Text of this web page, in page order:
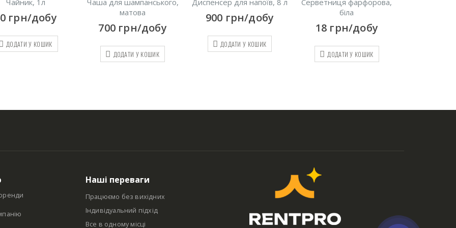
Чайник, 1л
грн/добу
ДОДАТИ У КОШИК
Чаша для шампанського,
матова
700 грн/добу
ДОДАТИ У КОШИК
Диспенсер для напоїв, 8 л
900 грн/добу
ДОДАТИ У КОШИК
Серветниця фарфорова,
біла
18 грн/добу
ДОДАТИ У КОШИК
Наші переваги
Працюємо без вихідних
Індивідуальний підхід
Все в одному місці